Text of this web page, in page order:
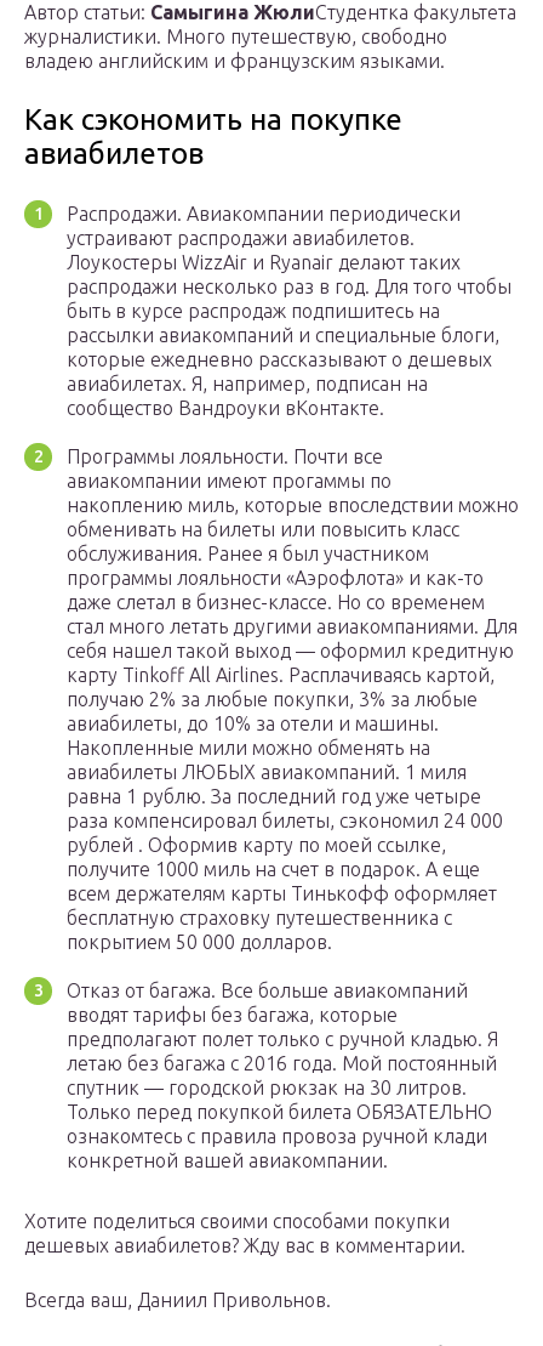
Автор статьи: Самыгина ЖюлиСтудентка факультета
журналистики. Много путешествую, свободно
владею английским и французским языками.
Как сэкономить на покупке
авиабилетов
Распродажи. Авиакомпании периодически
устраивают распродажи авиабилетов.
Лоукостеры WizzAir и Ryanair делают таких
распродажи несколько раз в год. Для того чтобы
быть в курсе распродаж подпишитесь на
рассылки авиакомпаний и специальные блоги,
которые ежедневно рассказывают о дешевых
авиабилетах. Я, например, подписан на
сообщество Вандроуки вКонтакте.
Программы лояльности. Почти все
авиакомпании имеют прогаммы по
накоплению миль, которые впоследствии можно
обменивать на билеты или повысить класс
обслуживания. Ранее я был участником
программы лояльности «Аэрофлота» и как-то
даже слетал в бизнес-классе. Но со временем
стал много летать другими авиакомпаниями. Для
себя нашел такой выход — оформил кредитную
карту Tinkoff All Airlines. Расплачиваясь картой,
получаю 2% за любые покупки, 3% за любые
авиабилеты, до 10% за отели и машины.
Накопленные мили можно обменять на
авиабилеты ЛЮБЫХ авиакомпаний. 1 миля
равна 1 рублю. За последний год уже четыре
раза компенсировал билеты, сэкономил 24 000
рублей . Оформив карту по моей ссылке,
получите 1000 миль на счет в подарок. А еще
всем держателям карты Тинькофф оформляет
бесплатную страховку путешественника с
покрытием 50 000 долларов.
Отказ от багажа. Все больше авиакомпаний
вводят тарифы без багажа, которые
предполагают полет только с ручной кладью. Я
летаю без багажа с 2016 года. Мой постоянный
спутник — городской рюкзак на 30 литров.
Только перед покупкой билета ОБЯЗАТЕЛЬНО
ознакомтесь с правила провоза ручной клади
конкретной вашей авиакомпании.
Хотите поделиться своими способами покупки
дешевых авиабилетов? Жду вас в комментарии.
Всегда ваш, Даниил Привольнов.